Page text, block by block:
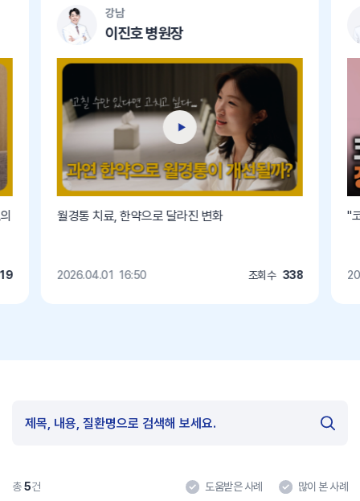
강남
이진호 병원장
월경통 치료, 한약으로 달라진 변화
2026.04.01 16:50 조회수 338
"
총5건 도움받은 사례 많이 본 사례